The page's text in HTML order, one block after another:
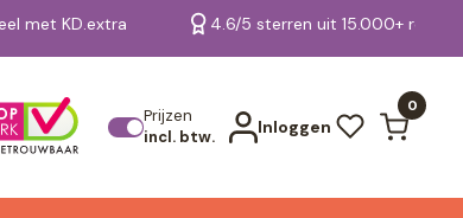
met KD.extra 4.6/5 sterren uit 15.000+
Prijzen
incl. btw.
Inloggen
0
Bekijk alle resultaten